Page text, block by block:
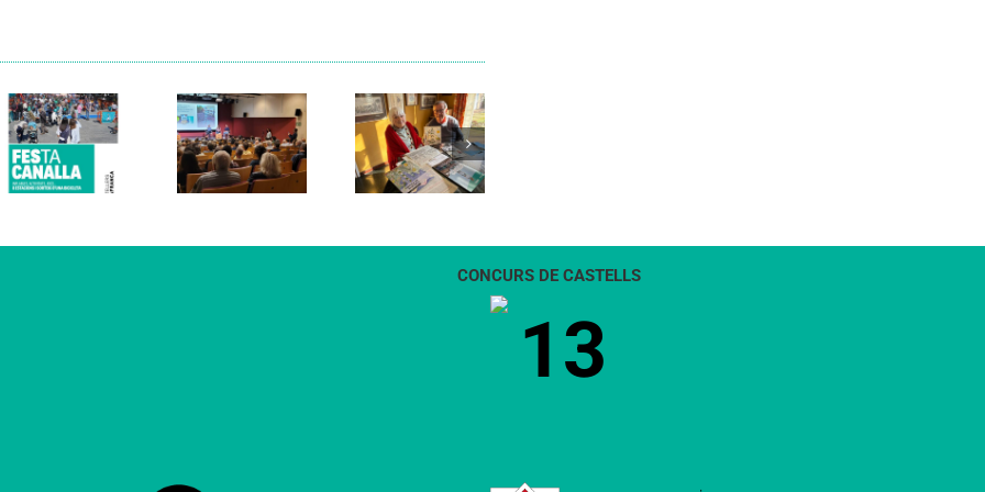
Cal Figarot
lidera el
primer
d’energia
comunitària
Els Verds
presenten el
llibre
“Petita
història
dels
CONCURS DE CASTELLS
13